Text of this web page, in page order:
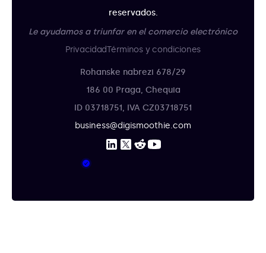
reservados.
Le ayudamos a triunfar en el comercio electrónico
PrivacidadTérminos y condiciones
Rohanske nabrezi 678/29
186 00 Praga, Chequia
ID 03718751, IVA CZ03718751
business@digismoothie.com